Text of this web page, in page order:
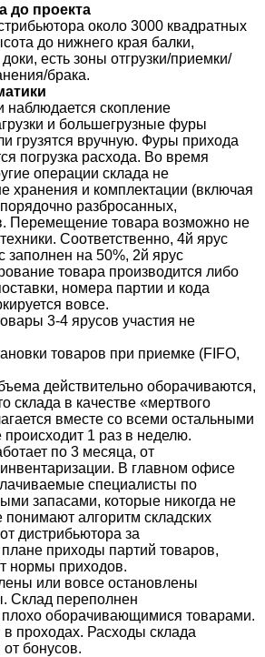
до проекта
около 3000 квадратных
до нижнего края балки,
есть зоны отгрузки/приемки/
брака.
наблюдается скопление
и большегрузные фуры
грузятся вручную. Фуры прихода
погрузка расхода. Во время
операции склада не
хранения и комплектации (включая
разбросанных,
Перемещение товара возможно не
Соответственно, 4й ярус
заполнен на 50%, 2й ярус
товара производится либо
номера партии и кода
вовсе.
3-4 ярусов участия не
товаров при приемке (FIFO,
действительно оборачиваются,
склада в качестве «мертвого
вместе со всеми остальными
1 раз в неделю.
по 3 месяца, от
В главном офисе
специалисты по
запасами, которые никогда не
алгоритм складских
дистрибьютора за
приходы партий товаров,
нормы приходов.
или вовсе остановлены
Склад переполнен
оборачивающимися товарами.
проходах. Расходы склада
бонусов.